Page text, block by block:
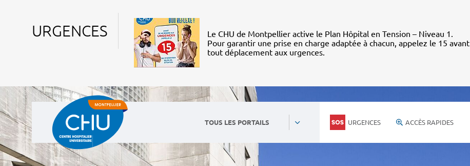
URGENCES
Le CHU de Montpellier active le Plan Hôpital en Tension – Niveau 1.
Pour garantir une prise en charge adaptée à chacun, appelez le 15 avant
tout déplacement aux urgences.
TOUS LES PORTAILS URGENCES ACCÈS RAPIDES